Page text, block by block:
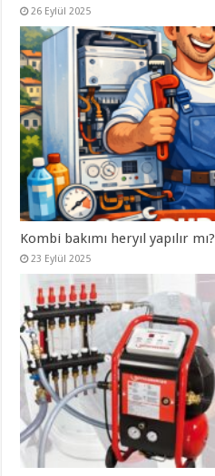
26 Eylül 2025
Kombi bakımı heryıl yapılır mı?
23 Eylül 2025